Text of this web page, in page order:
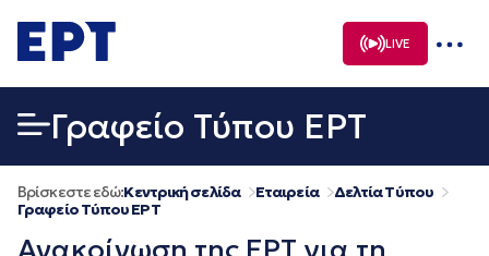
σε
περιεχόμενο
LIVE
Γραφείο Τύπου ΕΡΤ
Βρίσκεστε εδώ:Κεντρική σελίδα Εταιρεία
Δελτία Τύπου
Γραφείο Τύπου ΕΡΤ